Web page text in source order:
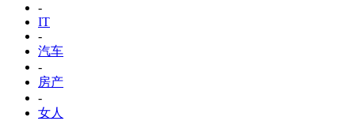
-
IT
-
汽车
-
房产
-
女人